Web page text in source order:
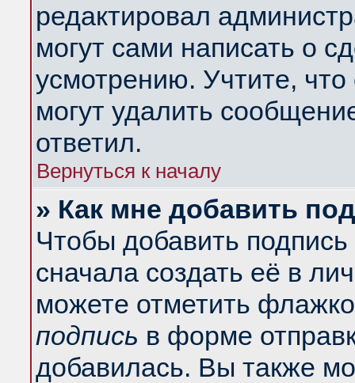
редактировал
могут сами написать о
усмотрению. Учтите,
могут удалить
ответил.
Вернуться к началу
» Как мне добавить
Чтобы добавить
сначала создать её в
можете отметить
подпись в форме
добавилась. Вы также